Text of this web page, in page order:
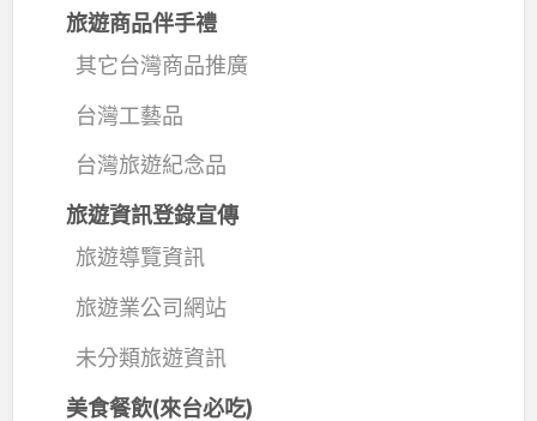
旅遊商品伴手禮
其它台灣商品推廣
台灣工藝品
台灣旅遊紀念品
旅遊資訊登錄宣傳
旅遊導覽資訊
旅遊業公司網站
未分類旅遊資訊
美食餐飲(來台必吃)